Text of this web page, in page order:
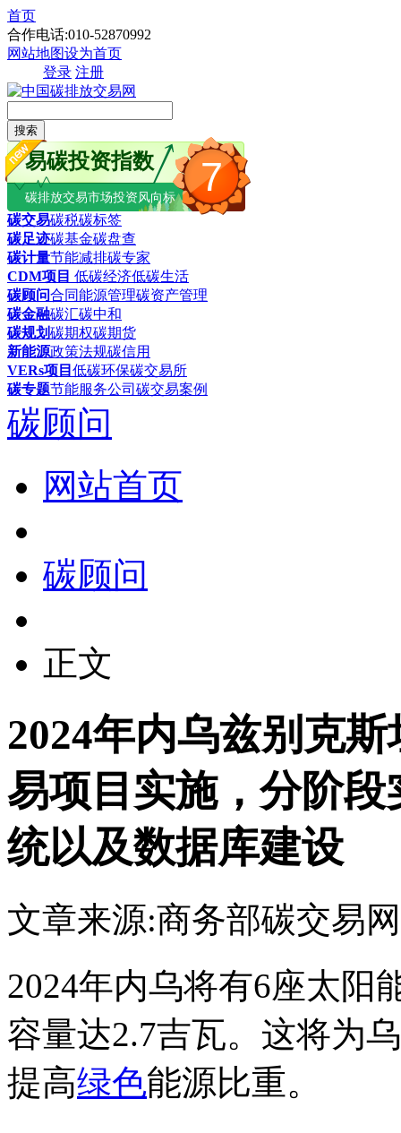
首页
合作电话:010-52870992
网站地图设为首页
登录 注册
搜索
7
易碳投资指数
碳排放交易市场投资风向标
碳交易碳税碳标签
碳足迹碳基金碳盘查
碳计量节能减排碳专家
CDM项目 低碳经济低碳生活
碳顾问合同能源管理碳资产管理
碳金融碳汇碳中和
碳规划碳期权碳期货
新能源政策法规碳信用
VERs项目 低碳环保碳交易所
碳专题节能服务公司 碳交易案例
碳顾问
网站首页
碳顾问
正文
2024年内乌兹别克
易项目实施，分阶
统以及数据库建设
文章来源:商务部碳交易网
2024年内乌将有6座太阳
容量达2.7吉瓦。这将为乌
提高绿色能源比重。